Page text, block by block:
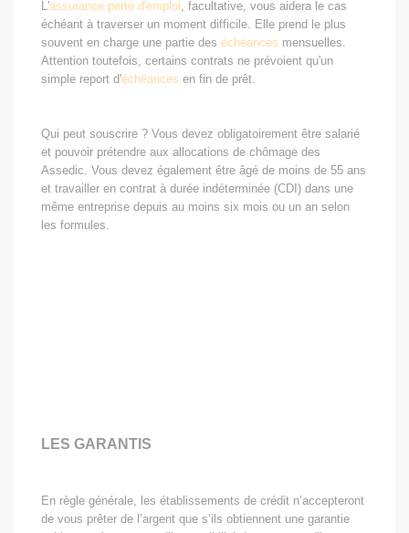
L'assurance perte d'emploi, facultative, vous aidera le cas
échéant à traverser un moment difficile. Elle prend le plus
souvent en charge une partie des échéances mensuelles.
Attention toutefois, certains contrats ne prévoient qu'un
simple report d'échéances en fin de prêt.
Qui peut souscrire ? Vous devez obligatoirement être salarié
et pouvoir prétendre aux allocations de chômage des
Assedic. Vous devez également être âgé de moins de 55 ans
et travailler en contrat à durée indéterminée (CDI) dans une
même entreprise depuis au moins six mois ou un an selon
les formules.
LES GARANTIS
En règle générale, les établissements de crédit n’accepteront
de vous prêter de l’argent que s’ils obtiennent une garantie